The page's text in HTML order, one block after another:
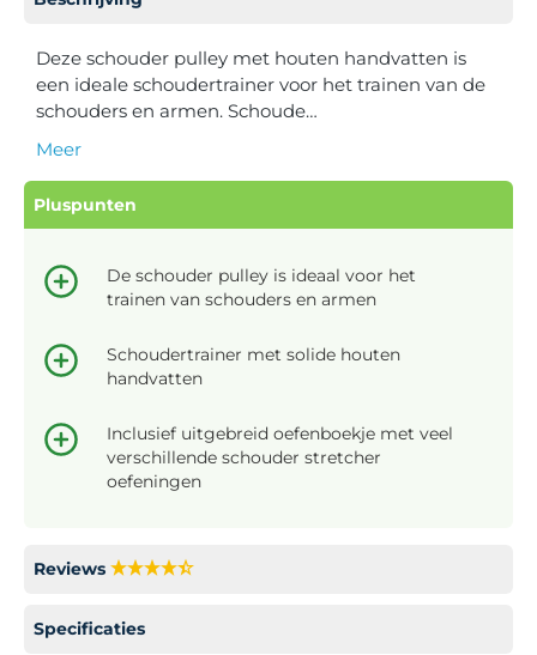
Deze schouder pulley met houten handvatten is
een ideale schoudertrainer voor het trainen van de
schouders en armen. Schoude…
Meer
Pluspunten
De schouder pulley is ideaal voor het
trainen van schouders en armen
Schoudertrainer met solide houten
handvatten
Inclusief uitgebreid oefenboekje met veel
verschillende schouder stretcher
oefeningen
Reviews
Specificaties